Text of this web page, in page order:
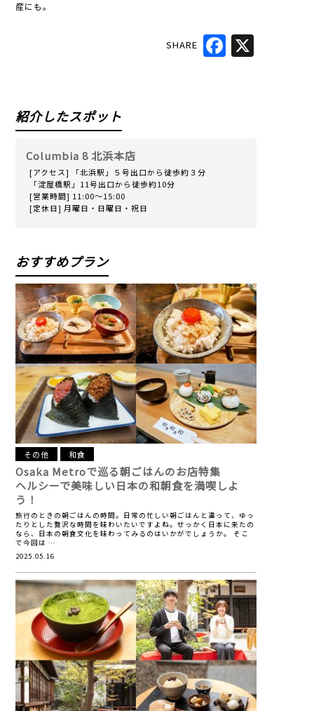
産にも。
SHARE
紹介したスポット
Columbia 8 北浜本店
[アクセス] 「北浜駅」５号出口から徒歩約３分
「淀屋橋駅」11号出口から徒歩約10分
[営業時間] 11:00～15:00
[定休日] 月曜日・日曜日・祝日
おすすめプラン
その他 和食
Osaka Metroで巡る朝ごはんのお店特集
ヘルシーで美味しい日本の和朝食を満喫しよ
う！
旅行のときの朝ごはんの時間。日常の忙しい朝ごはんと違って、ゆっ
たりとした贅沢な時間を味わいたいですよね。せっかく日本に来たの
なら、日本の朝食文化を味わってみるのはいかがでしょうか。 そこ
で今回は …
2025.05.16